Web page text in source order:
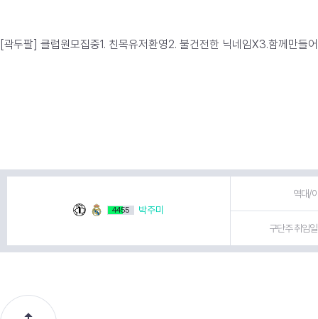
[곽두팔] 클럽원모집중1. 친목유저환영2. 불건전한 닉네임X3.함께만들
4455 박주미
역대/
구단주 취임일